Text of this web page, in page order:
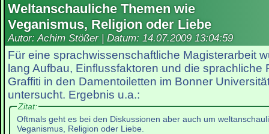
Weltanschauliche Themen wie
Veganismus, Religion oder Liebe
Autor: Achim Stößer | Datum: 14.07.2009 13:04:59
Für eine sprachwissenschaftliche Magisterarbeit
lang Aufbau, Einflussfaktoren und die sprachliche
Graffiti in den Damentoiletten im Bonner
untersucht. Ergebnis u.a.:
Zitat:
Oftmals geht es bei den Diskussionen aber auch um
Veganismus, Religion oder Liebe.